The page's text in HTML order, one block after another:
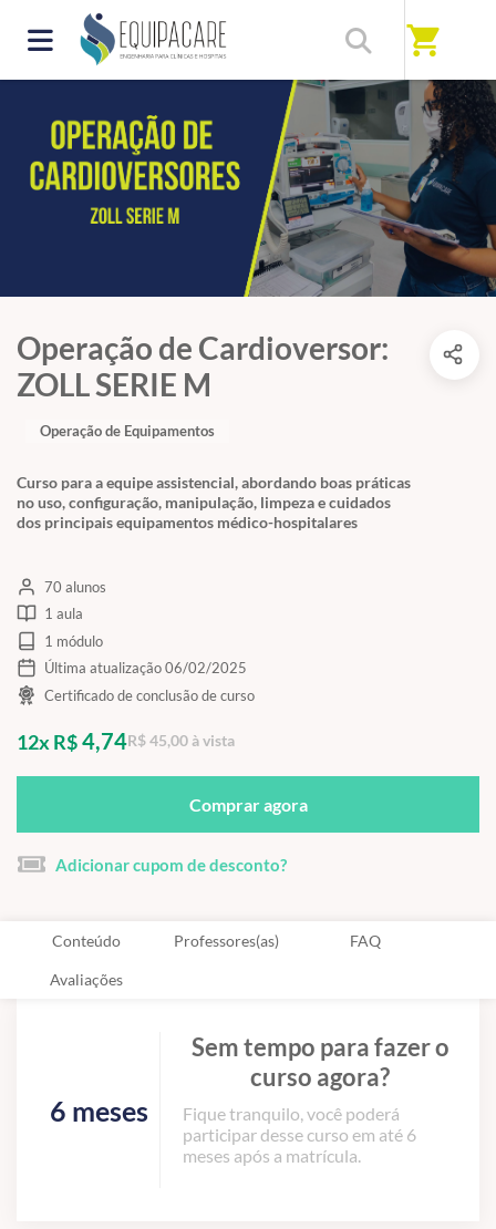
shopping_cart
Operação de Cardioversor:
ZOLL SERIE M
Curso para a equipe assistencial, abordando boas práticas
no uso, configuração, manipulação, limpeza e cuidados
dos principais equipamentos médico-hospitalares
Operação de Equipamentos
70 alunos
1 aula
1 módulo
Última atualização 06/02/2025
Certificado de conclusão de curso
12x R$4,74R$ 45,00 à vista
Comprar agora
Adicionar cupom de desconto?
Conteúdo Professores(as) FAQ
Avaliações
6 meses
Sem tempo para fazer o
curso agora?
Fique tranquilo, você poderá
participar desse curso em até 6
meses após a matrícula.